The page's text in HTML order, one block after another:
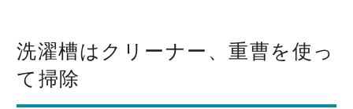
洗濯槽はクリーナー、重曹を使っ
て掃除